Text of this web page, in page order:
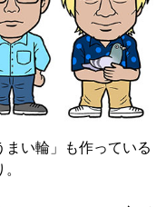
まい輪」も作っている